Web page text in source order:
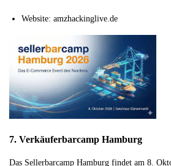
Website: amzhackinglive.de
7. Verkäuferbarcamp Hamburg
Das Sellerbarcamp Hamburg findet am 8.